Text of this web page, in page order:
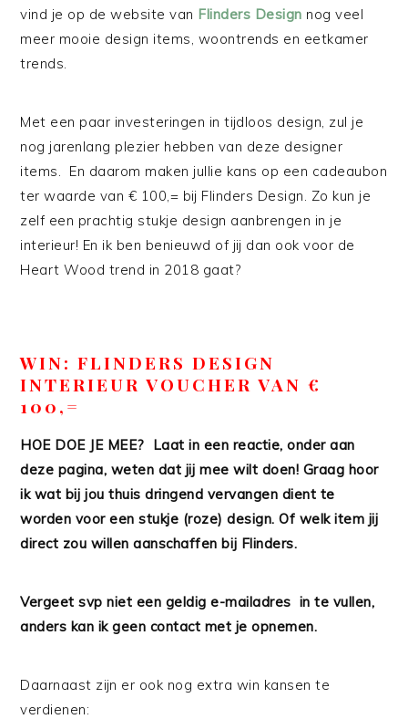
vind je op de website van Flinders Design nog veel
meer mooie design items, woontrends en eetkamer
trends.
Met een paar investeringen in tijdloos design, zul je
nog jarenlang plezier hebben van deze designer
items. En daarom maken jullie kans op een cadeaubon
ter waarde van € 100,= bij Flinders Design. Zo kun je
zelf een prachtig stukje design aanbrengen in je
interieur! En ik ben benieuwd of jij dan ook voor de
Heart Wood trend in 2018 gaat?
WIN: FLINDERS DESIGN
INTERIEUR VOUCHER VAN €
100,=
HOE DOE JE MEE? Laat in een reactie, onder aan
deze pagina, weten dat jij mee wilt doen! Graag hoor
ik wat bij jou thuis dringend vervangen dient te
worden voor een stukje (roze) design. Of welk item jij
direct zou willen aanschaffen bij Flinders.
Vergeet svp niet een geldig e-mailadres in te vullen,
anders kan ik geen contact met je opnemen.
Daarnaast zijn er ook nog extra win kansen te
verdienen: